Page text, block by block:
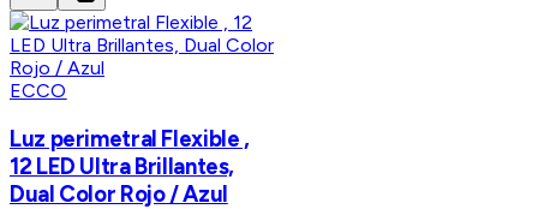
ECCO
Luz perimetral Flexible ,
12 LED Ultra Brillantes,
Dual Color Rojo / Azul